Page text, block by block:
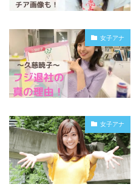
女子アナ
女子アナ